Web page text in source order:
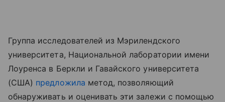
Группа исследователей из Мэрилендского
университета, Национальной лаборатории имени
Лоуренса в Беркли и Гавайского университета
(США) предложила метод, позволяющий
обнаруживать и оценивать эти залежи с помощью